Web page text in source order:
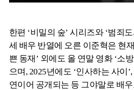
한편 ‘비밀의 숲’ 시리즈와 ‘범죄
세 배우 반열에 오른 이준혁은 현
쁜 동재’ 외에도 올 연말 영화 ‘소
으며, 2025년에도 ‘인사하는 사이
연이어 공개되는 등 그야말로 배